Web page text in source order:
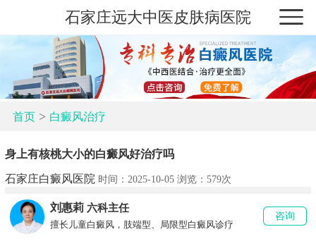
石家庄远大中医皮肤病医院
首页> 白癜风治疗
身上有核桃大小的白癜风好治疗吗
石家庄白癜风医院 时间：2025-10-05 浏览： 579次
刘惠莉 六科主任
擅长儿童白癜风，肢端型、局限型白癜风诊疗
咨询